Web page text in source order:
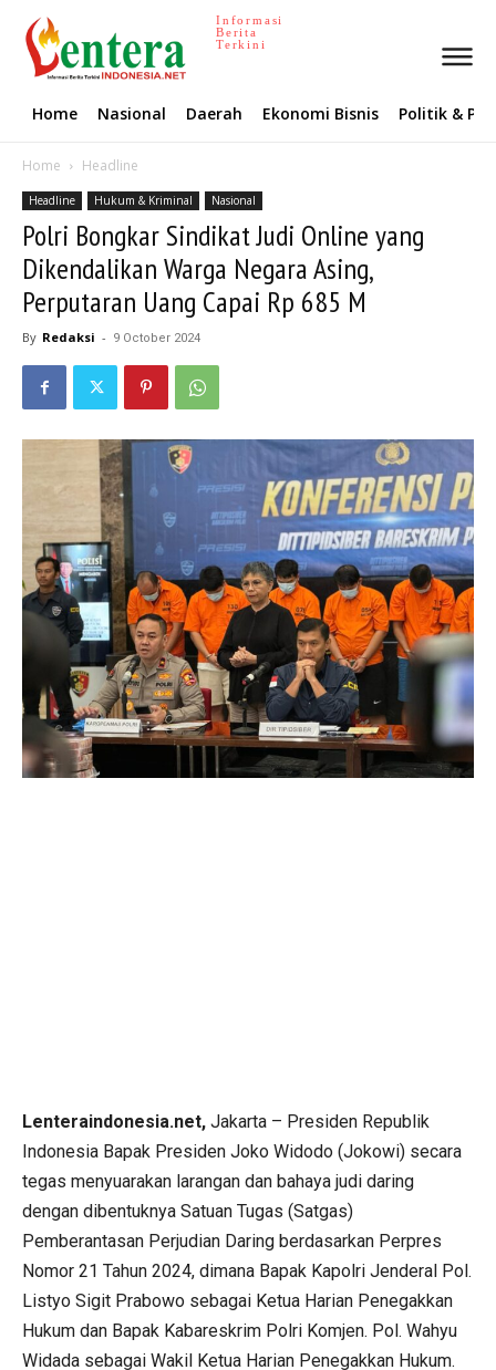
Informasi
Berita
Terkini
Home Nasional Daerah Ekonomi Bisnis Politik &
Home Headline
Headline Hukum & Kriminal Nasional
Polri Bongkar Sindikat Judi Online yang
Dikendalikan Warga Negara Asing,
Perputaran Uang Capai Rp 685 M
By Redaksi - 9 October 2024
Lenteraindonesia.net, Jakarta – Presiden Republik
Indonesia Bapak Presiden Joko Widodo (Jokowi) secara
tegas menyuarakan larangan dan bahaya judi daring
dengan dibentuknya Satuan Tugas (Satgas)
Pemberantasan Perjudian Daring berdasarkan Perpres
Nomor 21 Tahun 2024, dimana Bapak Kapolri Jenderal Pol.
Listyo Sigit Prabowo sebagai Ketua Harian Penegakkan
Hukum dan Bapak Kabareskrim Polri Komjen. Pol. Wahyu
Widada sebagai Wakil Ketua Harian Penegakkan Hukum.